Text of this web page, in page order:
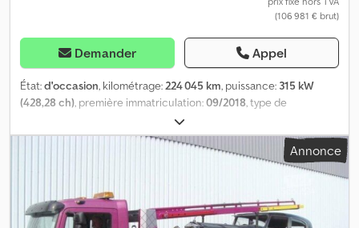
(106 981 € brut)
Demander Appel
État:d'occasion, kilométrage:224 045 km, puissance: 315 kW
(428,28 ch), première immatriculation:09/2018, type de
, configuration d'essieux:
jaune, type d'engrenage:automatique, Équipement:chauffage
, * Volant multifonction *
Climatisation * Chauffage autonome * Couchette * Caméra de
intégrale * Carrosserie Omars Djdpfx Aswta Area Ujwa * Treuil *
Télécommande -----Numéro interne du véhicule : 11087----Sous
Annonce